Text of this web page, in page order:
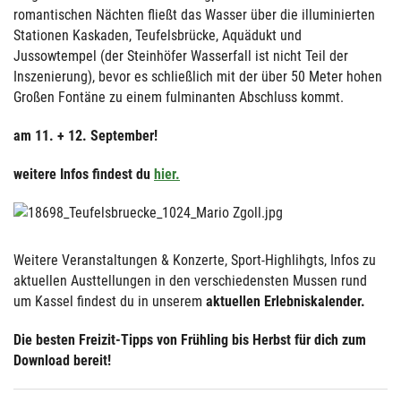
romantischen Nächten fließt das Wasser über die illuminierten
Stationen Kaskaden, Teufelsbrücke, Aquädukt und
Jussowtempel (der Steinhöfer Wasserfall ist nicht Teil der
Inszenierung), bevor es schließlich mit der über 50 Meter hohen
Großen Fontäne zu einem fulminanten Abschluss kommt.
am 11. + 12. September!
weitere Infos findest du hier.
Weitere Veranstaltungen & Konzerte, Sport-Highlihgts, Infos zu
aktuellen Austtellungen in den verschiedensten Mussen rund
um Kassel findest du in unserem aktuellen Erlebniskalender.
Die besten Freizit-Tipps von Frühling bis Herbst für dich zum
Download bereit!